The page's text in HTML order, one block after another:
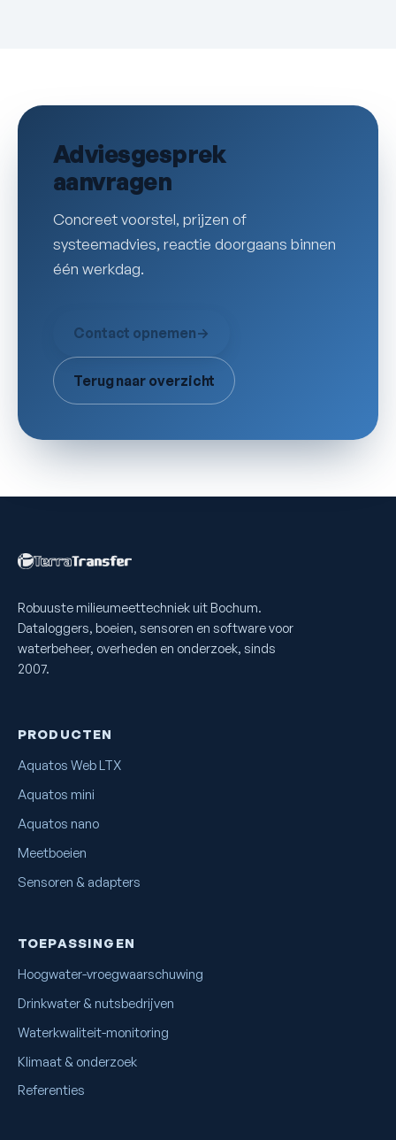
Adviesgesprek
aanvragen
Concreet voorstel, prijzen of
systeemadvies, reactie doorgaans binnen
één werkdag.
Contact opnemen→
Terug naar overzicht
Robuuste milieumeettechniek uit Bochum.
Dataloggers, boeien, sensoren en software voor
waterbeheer, overheden en onderzoek, sinds
2007.
PRODUCTEN
Aquatos Web LTX
Aquatos mini
Aquatos nano
Meetboeien
Sensoren & adapters
TOEPASSINGEN
Hoogwater-vroegwaarschuwing
Drinkwater & nutsbedrijven
Waterkwaliteit-monitoring
Klimaat & onderzoek
Referenties